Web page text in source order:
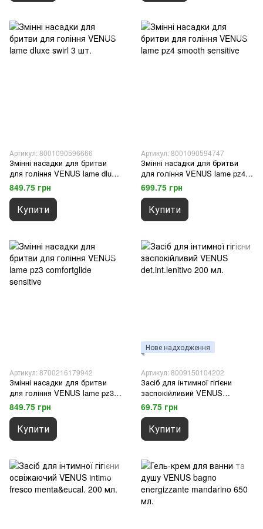
Артикул: 8001090596666
Змінні насадки для бритви
для гоління VENUS lame dluxe
swirl 3 шт.
849.75 грн
Купити
Артикул: 8001090594747
Змінні насадки для бритви
для гоління VENUS lame pz4
smooth sensitive
699.75 грн
Купити
Артикул: 8700216179942
Змінні насадки для бритви
для гоління VENUS lame pz3
comfortglide sensitive
849.75 грн
Купити
Нове надходження
Артикул: 8009150104202
Засіб для інтимної гігієни
заспокійливий VENUS
det.int.lenitivo 200 мл.
69.75 грн
Купити